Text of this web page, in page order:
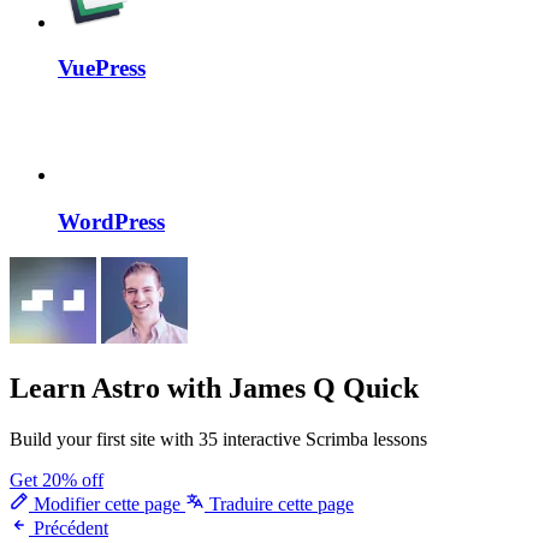
VuePress
WordPress
Learn Astro with James Q Quick
Build your first site with 35 interactive Scrimba lessons
Get 20% off
Modifier cette page
Traduire cette page
Précédent